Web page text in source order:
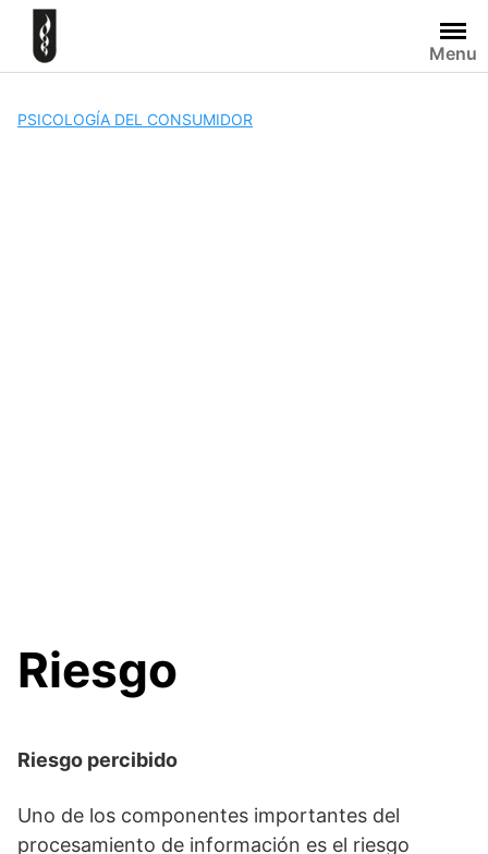
Skip
content
Menu
PSICOLOGÍA DEL CONSUMIDOR
Riesgo
Riesgo percibido
Uno de los componentes importantes del
procesamiento de información es el riesgo